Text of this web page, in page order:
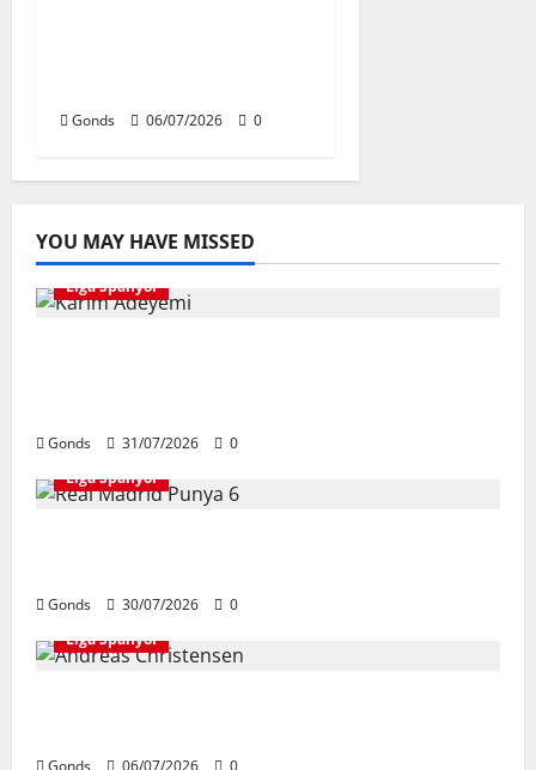
Gonds 06/07/2026 0
YOU MAY HAVE MISSED
Liga Spanyol
Gonds 31/07/2026
0
Liga Spanyol
Gonds 30/07/2026
0
Liga Spanyol
Gonds 06/07/2026 0